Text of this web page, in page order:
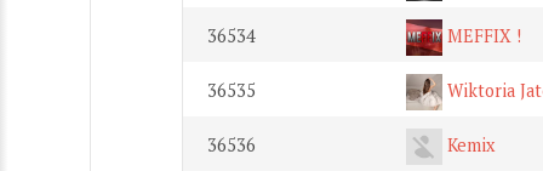
36534 MEFFIX !
36535 Wiktoria
36536 Kemix